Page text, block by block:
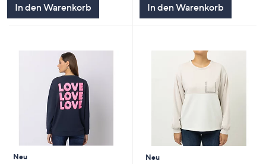
In den Warenkorb In den Warenkorb
Neu
Neu